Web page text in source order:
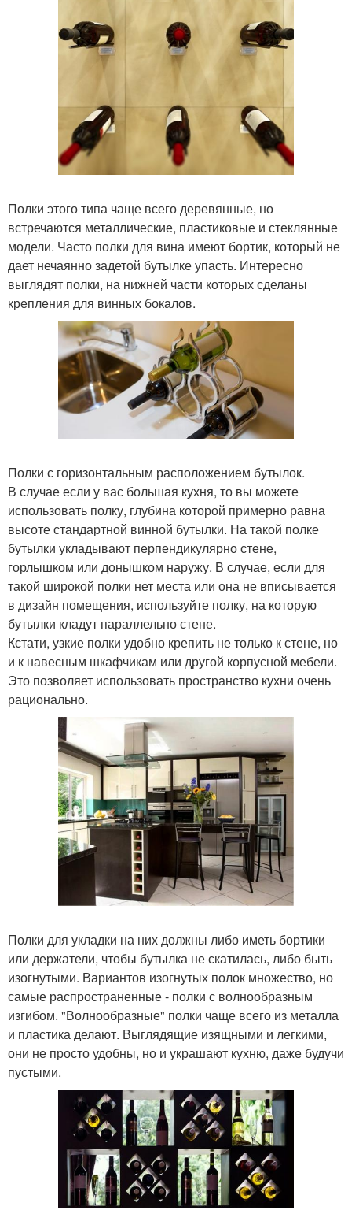
Полки этого типа чаще всего деревянные, но
встречаются металлические, пластиковые и стеклянные
модели. Часто полки для вина имеют бортик, который не
дает нечаянно задетой бутылке упасть. Интересно
выглядят полки, на нижней части которых сделаны
крепления для винных бокалов.
Полки с горизонтальным расположением бутылок.
В случае если у вас большая кухня, то вы можете
использовать полку, глубина которой примерно равна
высоте стандартной винной бутылки. На такой полке
бутылки укладывают перпендикулярно стене,
горлышком или донышком наружу. В случае, если для
такой широкой полки нет места или она не вписывается
в дизайн помещения, используйте полку, на которую
бутылки кладут параллельно стене.
Кстати, узкие полки удобно крепить не только к стене, но
и к навесным шкафчикам или другой корпусной мебели.
Это позволяет использовать пространство кухни очень
рационально.
Полки для укладки на них должны либо иметь бортики
или держатели, чтобы бутылка не скатилась, либо быть
изогнутыми. Вариантов изогнутых полок множество, но
самые распространенные - полки с волнообразным
изгибом. "Волнообразные" полки чаще всего из металла
и пластика делают. Выглядящие изящными и легкими,
они не просто удобны, но и украшают кухню, даже будучи
пустыми.